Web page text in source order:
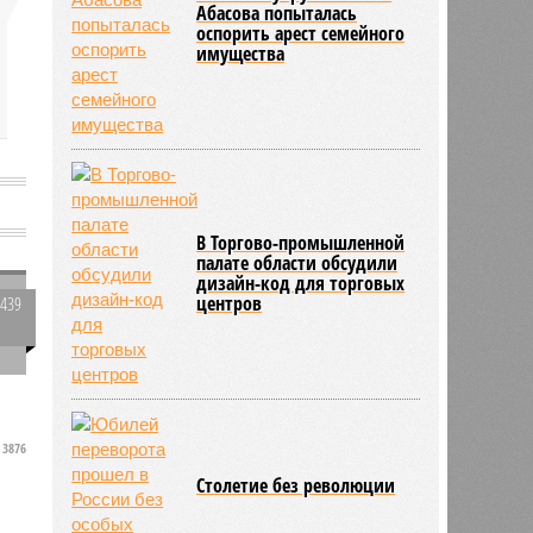
3876
Абасова попыталась
оспорить арест семейного
имущества
В Торгово-промышленной
палате области обсудили
дизайн-код для торговых
центров
Столетие без революции